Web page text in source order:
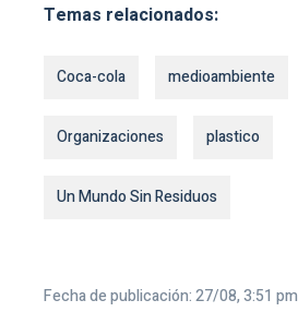
Temas relacionados:
Coca-cola medioambiente
Organizaciones plastico
Un Mundo Sin Residuos
Fecha de publicación: 27/08, 3:51 pm